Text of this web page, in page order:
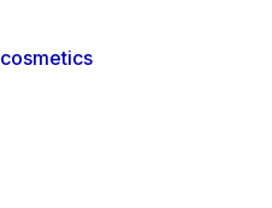
cosmetics